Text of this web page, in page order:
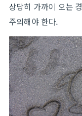
상당히 가까이 오는
주의해야 한다.